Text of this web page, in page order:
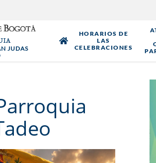
JUDAS
HORARIOS DE
LAS
CELEBRACIONES